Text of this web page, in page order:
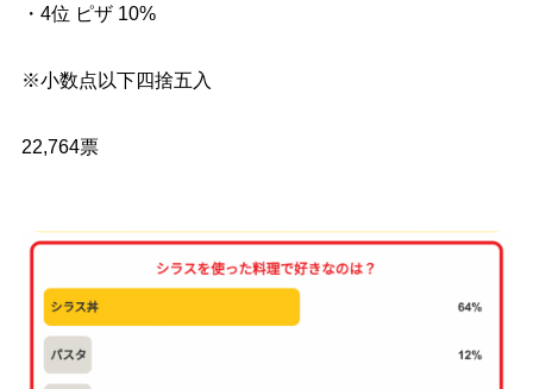
・4位 ピザ 10%
※小数点以下四捨五入
22,764票